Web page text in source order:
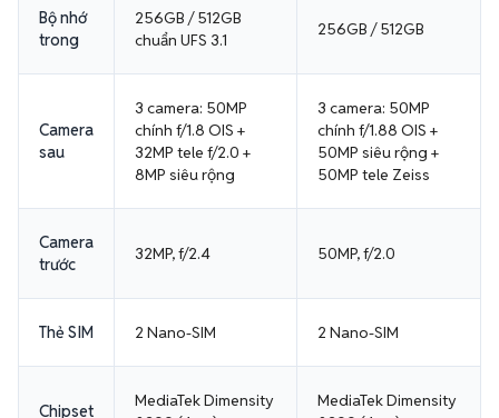
Bộ nhớ
trong
256GB / 512GB
chuẩn UFS 3.1
256GB / 512GB
Camera
sau
3 camera: 50MP
chính f/1.8 OIS +
32MP tele f/2.0 +
8MP siêu rộng
3 camera: 50MP
chính f/1.88 OIS +
50MP siêu rộng +
50MP tele Zeiss
Camera
trước
32MP, f/2.4 50MP, f/2.0
Thẻ SIM 2 Nano-SIM 2 Nano-SIM
Chipset
MediaTek Dimensity
MediaTek Dimensity